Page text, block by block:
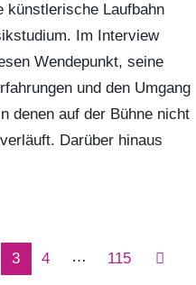
künstlerische Laufbahn
Im Interview
Wendepunkt, seine
und den Umgang
denen auf der Bühne nicht
Darüber hinaus
3 4 … 115